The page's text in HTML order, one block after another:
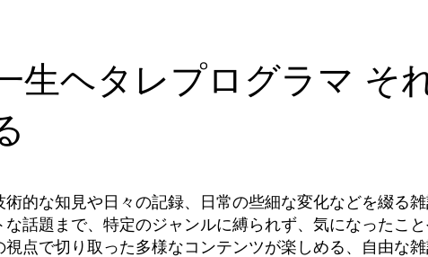
生ヘタレプログラマ そ
術的な知見や日々の記録、日常の些細な変化などを綴る
な話題まで、特定のジャンルに縛られず、気になったこ
視点で切り取った多様なコンテンツが楽しめる、自由な雑